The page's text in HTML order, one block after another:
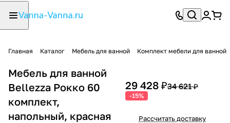
Главная Каталог Мебель для ванной Комплект мебели для ванной
Мебель для ванной
Bellezza Рокко 60
комплект,
напольный, красная
29 428 ₽34 621 ₽
-15%
Рассчитать доставку